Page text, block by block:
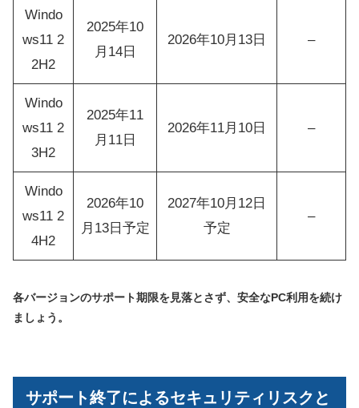
Windo
ws11 2
2H2
2025年10
月14日
2026年10月13日 –
Windo
ws11 2
3H2
2025年11
月11日
2026年11月10日 –
Windo
ws11 2
4H2
2026年10
月13日予定
2027年10月12日
予定
–
各バージョンのサポート期限を見落とさず、安全なPC利用を続け
ましょう。
サポート終了によるセキュリティリスクと